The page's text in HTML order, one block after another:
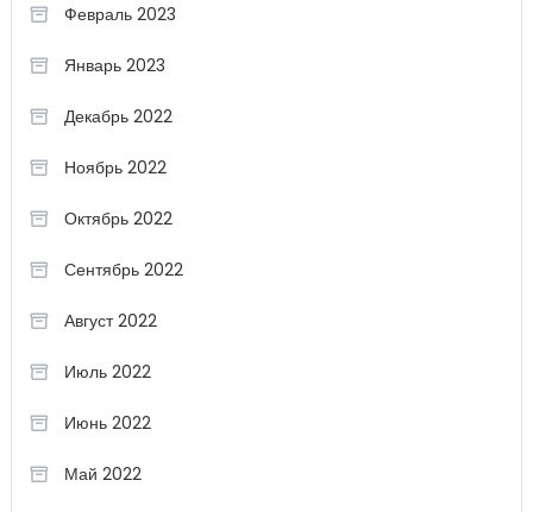
Февраль 2023
Январь 2023
Декабрь 2022
Ноябрь 2022
Октябрь 2022
Сентябрь 2022
Август 2022
Июль 2022
Июнь 2022
Май 2022